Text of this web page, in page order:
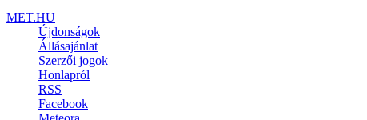
MET.HU
Újdonságok
Állásajánlat
Szerzői jogok
Honlapról
RSS
Facebook